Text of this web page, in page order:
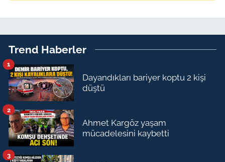
Trend Haberler
Dayandıkları bariyer koptu 2 kişi
düştü
1
Ahmet Kargöz yaşam
mücadelesini kaybetti
2
3